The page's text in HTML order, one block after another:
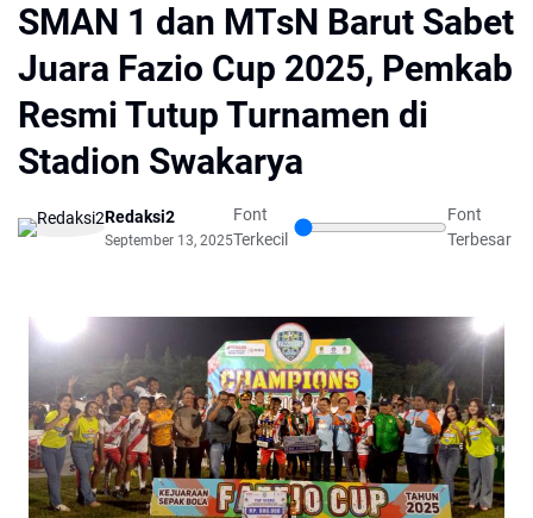
SMAN 1 dan MTsN Barut Sabet
Juara Fazio Cup 2025, Pemkab
Resmi Tutup Turnamen di
Stadion Swakarya
Redaksi2
September 13, 2025
Font
Terkecil
Font
Terbesar